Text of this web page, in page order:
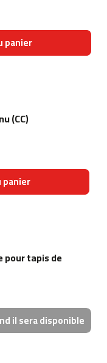
panier
(CC)
panier
pour tapis de
il sera disponible